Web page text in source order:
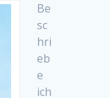
Be
sc
hri
eb
e
ich